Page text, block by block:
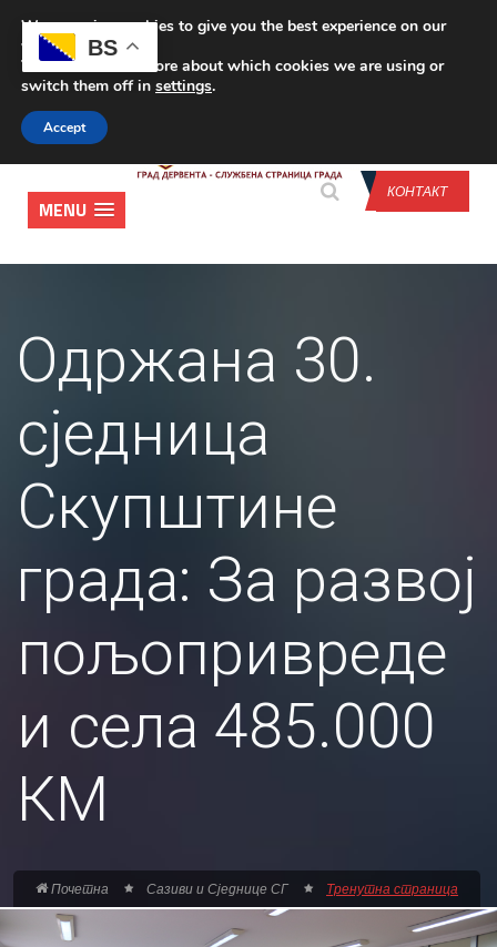
CONTACT US
КОНТАКТ
MENU
Одржана 30.
сједница
Скупштине
града: За развој
пољопривреде
и села 485.000
КМ
Почетна Сазиви и Сједнице СГ Тренутна страница
BS
We are using cookies to give you the best experience on our
website.
You can find out more about which cookies we are using or
switch them off in settings.
Accept